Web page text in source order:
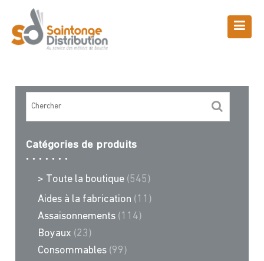
content
Boutique
Catégories de produits
> Toute la boutique (545)
Aides à la fabrication (11)
Assaisonnements (114)
Boyaux (23)
Consommables (99)